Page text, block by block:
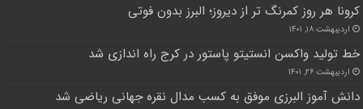
کرونا هر روز کمرنگ تر از دیروز؛ البرز بدون فوتی
اردیبهشت ۱۸, ۱۴۰۱
خط تولید واکسن انستیتو پاستور در کرج راه اندازی شد
اردیبهشت ۲۶, ۱۴۰۱
دانش آموز البرزی موفق به کسب مدال نقره جهانی ریاضی شد